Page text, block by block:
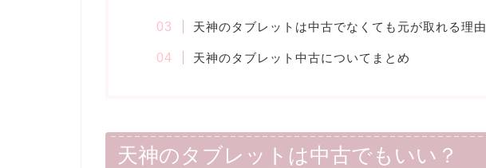
天神のタブレットは中古でなくても元が取れる理由
天神のタブレット中古についてまとめ
天神のタブレットは中古でもいい？